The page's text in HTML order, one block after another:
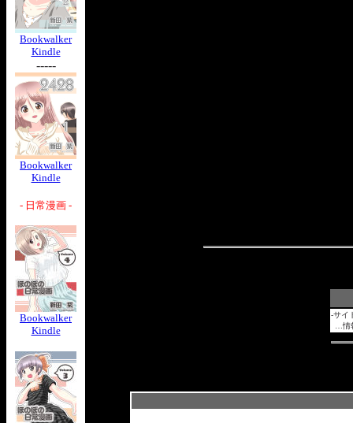
Bookwalker
Kindle
-----
Bookwalker
Kindle
- 日常漫画 -
Bookwalker
Kindle
-サイ
…情